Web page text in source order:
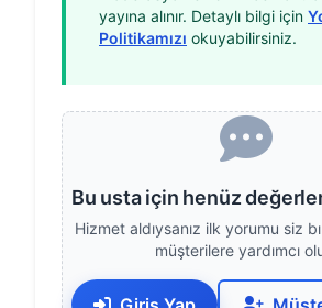
yayına alınır. Detaylı bilgi için
Politikamızı okuyabilirsiniz.
Bu usta için henüz
Hizmet aldıysanız ilk yorumu siz
müşterilere yardımcı